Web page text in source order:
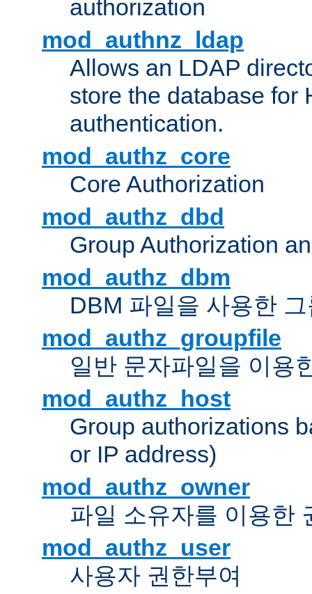
authorization
mod_authnz_ldap
Allows an LDAP
store the database for
authentication.
mod_authz_core
Core Authorization
mod_authz_dbd
Group Authorization
mod_authz_dbm
DBM 파일을 사용한
mod_authz_groupfile
일반 문자파일을 이용
mod_authz_host
Group authorizations
or IP address)
mod_authz_owner
파일 소유자를 이용한
mod_authz_user
사용자 권한부여